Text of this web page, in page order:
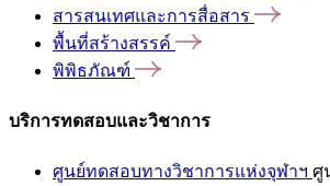
สารสนเทศและการสื่อสาร
พื้นที่สร้างสรรค์
พิพิธภัณฑ์
บริการทดสอบและวิชาการ
ศูนย์ทดสอบทางวิชาการแห่งจุฬาฯ ศู